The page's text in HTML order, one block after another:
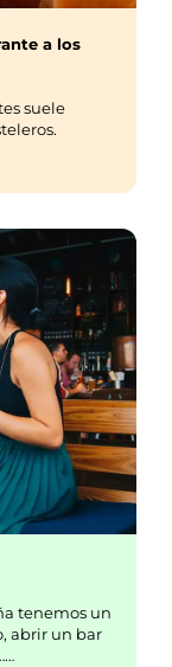
a los
suele
tenemos un
abrir un bar